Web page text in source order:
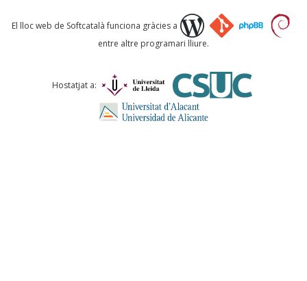
Què proposeu?
Comentari *
El lloc web de Softcatalà funciona gràcies a
entre altre programari lliure.
Hostatjat a: